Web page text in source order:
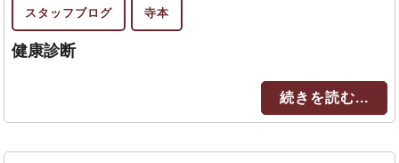
スタッフブログ 寺本
健康診断
続きを読む...